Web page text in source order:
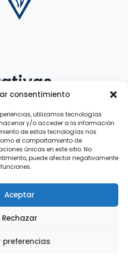
consentimiento
utilizamos tecnologías
y/o acceder a la información
de estas tecnologías nos
el comportamiento de
únicas en este sitio. No
puede afectar negativamente
Aceptar
Rechazar
preferencias
12
Cookies